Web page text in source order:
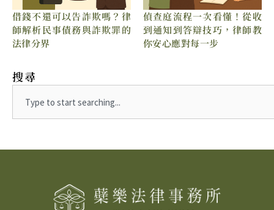
借錢不還可以告詐欺嗎？律
師解析民事債務與詐欺罪的
法律分界
偵查庭流程一次看懂！從收
到通知到答辯技巧，律師教
你安心應對每一步
搜尋